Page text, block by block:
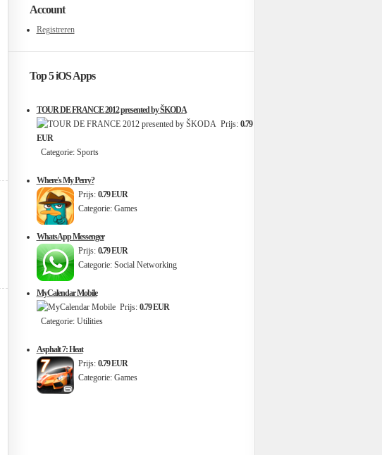
Account
Registreren
Top 5 iOS Apps
TOUR DE FRANCE 2012 presented by ŠKODA
Prijs: 0.79
EUR
Categorie: Sports
Where's My Perry?
Prijs: 0.79 EUR
Categorie: Games
WhatsApp Messenger
Prijs: 0.79 EUR
Categorie: Social Networking
MyCalendar Mobile
Prijs: 0.79 EUR
Categorie: Utilities
Asphalt 7: Heat
Prijs: 0.79 EUR
Categorie: Games